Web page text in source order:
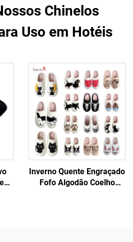
Chinelos
Uso em Hotéis
Inverno Quente Engraçado
Fofo Algodão Coelho